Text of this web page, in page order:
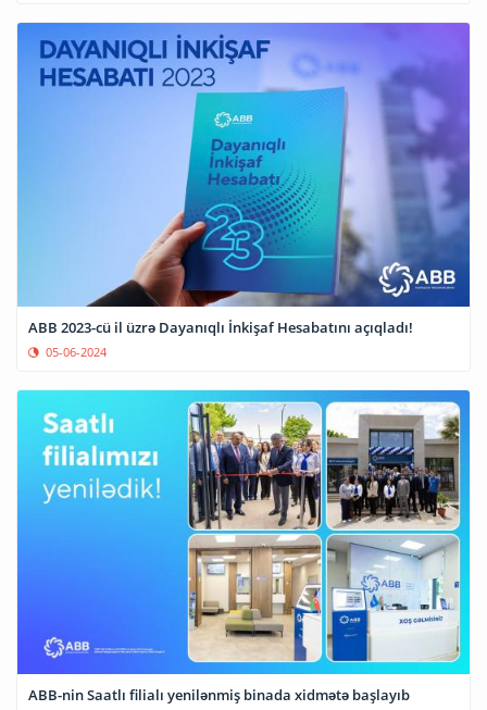
ABB 2023-cü il üzrə Dayanıqlı İnkişaf Hesabatını açıqladı!
05-06-2024
ABB-nin Saatlı filialı yenilənmiş binada xidmətə başlayıb